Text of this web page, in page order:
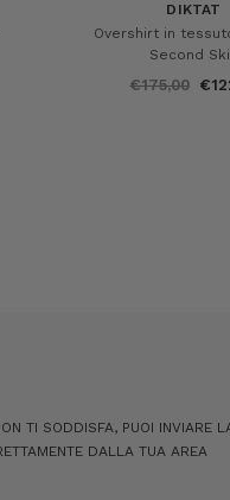
DIKTAT
Overshirt in
Second
€175,00
TI SODDISFA, PUOI INVIARE
DALLA TUA AREA